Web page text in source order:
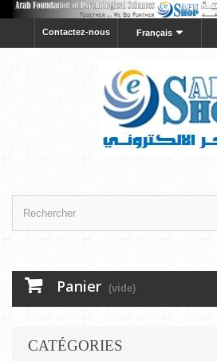
Français
Contactez-nous
Panier (vide)
CATÉGORIES